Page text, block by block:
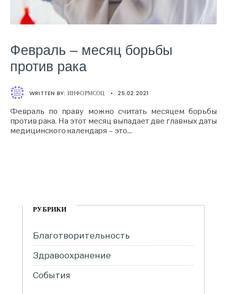
Февраль – месяц борьбы
против рака
WRITTEN BY: ИНФОРМСОЦ • 25.02.2021
Февраль по праву можно считать месяцем борьбы
против рака. На этот месяц выпадает две главных даты
медицинского календаря – это...
РУБРИКИ
Благотворительность
Здравоохранение
События